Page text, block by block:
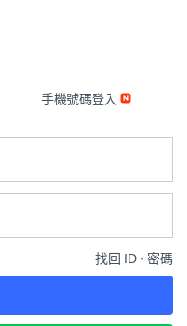
手機號碼登入
找回 ID ∙ 密碼